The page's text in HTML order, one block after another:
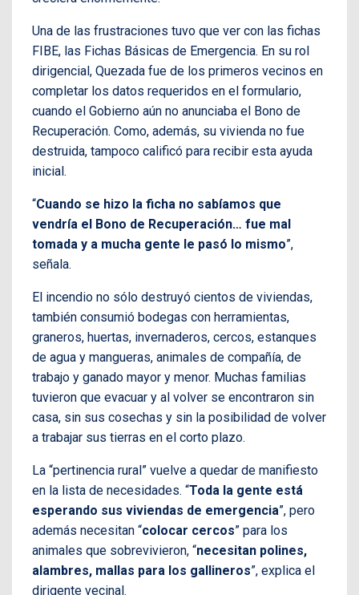
Una de las frustraciones tuvo que ver con las fichas
FIBE, las Fichas Básicas de Emergencia. En su rol
dirigencial, Quezada fue de los primeros vecinos en
completar los datos requeridos en el formulario,
cuando el Gobierno aún no anunciaba el Bono de
Recuperación. Como, además, su vivienda no fue
destruida, tampoco calificó para recibir esta ayuda
inicial.
“Cuando se hizo la ficha no sabíamos que
vendría el Bono de Recuperación… fue mal
tomada y a mucha gente le pasó lo mismo”,
señala.
El incendio no sólo destruyó cientos de viviendas,
también consumió bodegas con herramientas,
graneros, huertas, invernaderos, cercos, estanques
de agua y mangueras, animales de compañía, de
trabajo y ganado mayor y menor. Muchas familias
tuvieron que evacuar y al volver se encontraron sin
casa, sin sus cosechas y sin la posibilidad de volver
a trabajar sus tierras en el corto plazo.
La “pertinencia rural” vuelve a quedar de manifiesto
en la lista de necesidades. “Toda la gente está
esperando sus viviendas de emergencia”, pero
además necesitan “colocar cercos” para los
animales que sobrevivieron, “necesitan polines,
alambres, mallas para los gallineros”, explica el
dirigente vecinal.